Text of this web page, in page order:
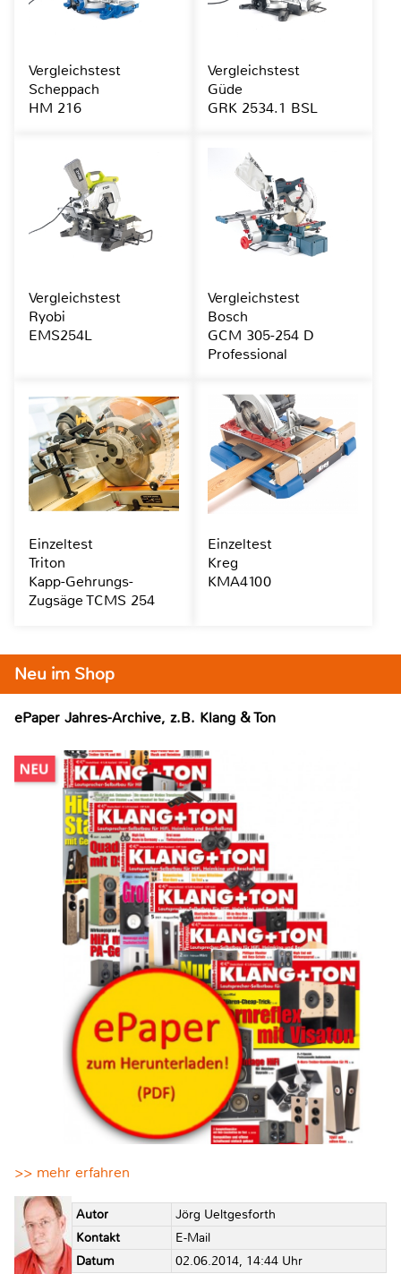
Neu im Shop
ePaper Jahres-Archive, z.B. Klang & Ton
>> mehr erfahren
Autor
Jörg Ueltgesforth
Kontakt
E-Mail
Datum
02.06.2014, 14:44 Uhr
Vergleichstest
Scheppach
HM 216
Vergleichstest
Güde
GRK 2534.1 BSL
Vergleichstest
Ryobi
EMS254L
Vergleichstest
Bosch
GCM 305-254 D
Professional
Einzeltest
Triton
Kapp-Gehrungs-
Zugsäge TCMS 254
Einzeltest
Kreg
KMA4100